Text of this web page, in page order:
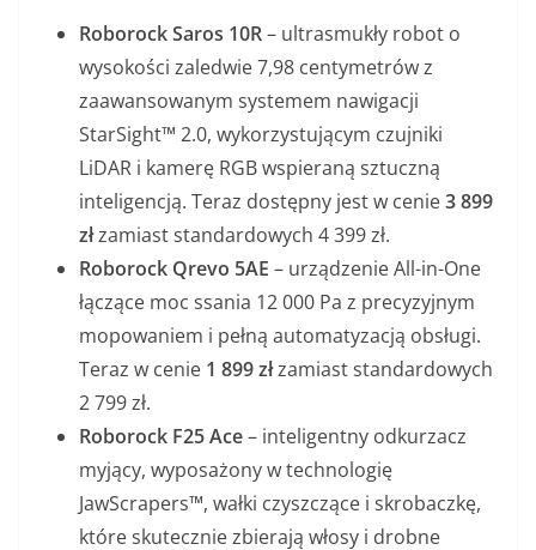
Roborock Saros 10R– ultrasmukły robot o
wysokości zaledwie 7,98 centymetrów z
zaawansowanym systemem nawigacji
StarSight™ 2.0, wykorzystującym czujniki
LiDAR i kamerę RGB wspieraną sztuczną
inteligencją. Teraz dostępny jest w cenie3 899
złzamiast standardowych 4 399 zł.
Roborock Qrevo 5AE – urządzenie All-in-One
łączące moc ssania 12 000 Pa z precyzyjnym
mopowaniem i pełną automatyzacją obsługi.
Teraz w cenie 1 899 złzamiast standardowych
2 799 zł.
Roborock F25 Ace– inteligentny odkurzacz
myjący, wyposażony w technologię
JawScrapers™, wałki czyszczące i skrobaczkę,
które skutecznie zbierają włosy i drobne